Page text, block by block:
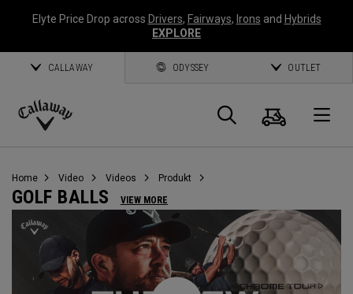
Elyte Price Drop across Drivers, Fairways, Irons and Hybrids
EXPLORE
CALLAWAY ODYSSEY OUTLET
Callaway
Suche
Home Video Videos Produkt
GOLF BALLS VIEW MORE